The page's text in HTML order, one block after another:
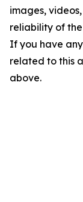
images,
reliability of
If you have
related to this
above.